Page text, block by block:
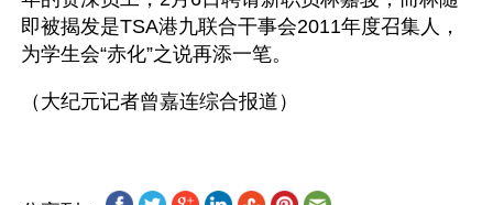
即被揭发是TSA港九联合干事会2011年度召集人，
为学生会“赤化”之说再添一笔。